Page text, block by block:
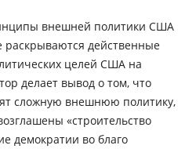
внешней политики США
действенные
целей США на
делает вывод о том, что
сложную внешнюю политику,
«строительство
демократии во благо